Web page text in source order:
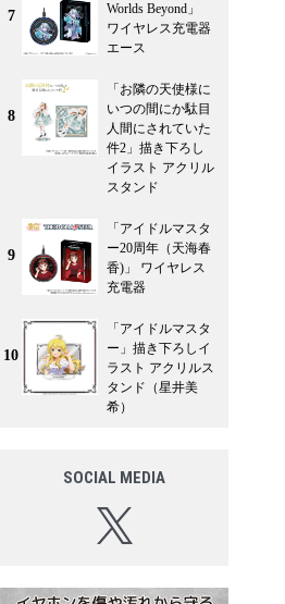
7
Worlds Beyond」
ワイヤレス充電器
エース
8
「お隣の天使様に
いつの間にか駄目
人間にされていた
件2」描き下ろし
イラスト アクリル
スタンド
9
「アイドルマスタ
ー20周年（天海春
香)」 ワイヤレス
充電器
10
「アイドルマスタ
ー」描き下ろしイ
ラスト アクリルス
タンド（星井美
希）
SOCIAL MEDIA